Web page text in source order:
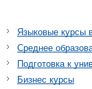
Языковые курсы
Среднее
Подготовка к
Бизнес курсы